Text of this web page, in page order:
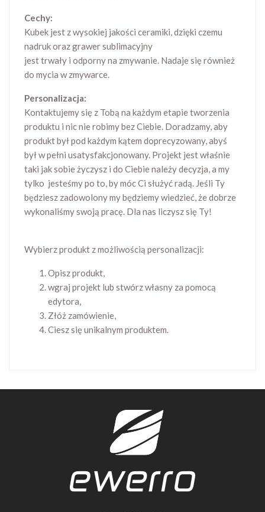
Cechy:
Kubek jest z wysokiej jakości ceramiki, dzięki czemu
nadruk oraz grawer sublimacyjny
jest trwały i odporny na zmywanie. Nadaje się również
do mycia w zmywarce.
Personalizacja:
Kontaktujemy się z Tobą na każdym etapie tworzenia
produktu i nic nie robimy bez Ciebie. Doradzamy, aby
produkt był pod każdym kątem doprecyzowany, abyś
był w pełni usatysfakcjonowany. Projekt jest właśnie
taki jak sobie życzysz i do Ciebie należy decyzja, a my
tylko jesteśmy po to, by móc Ci służyć radą. Jeśli Ty
będziesz zadowolony my będziemy wiedzieć, że dobrze
wykonaliśmy swoją pracę. Dla nas liczysz się Ty!
Wybierz produkt z możliwością personalizacji:
Opisz produkt,
wgraj projekt lub stwórz własny za pomocą
edytora,
Złóż zamówienie,
Ciesz się unikalnym produktem.